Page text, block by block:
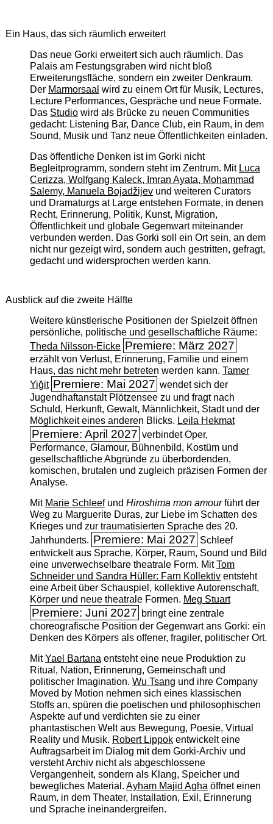
Ein Haus, das sich räumlich erweitert
Das neue Gorki erweitert sich auch räumlich. Das
Palais am Festungsgraben wird nicht bloß
Erweiterungsfläche, sondern ein zweiter Denkraum.
Der Marmorsaal wird zu einem Ort für Musik, Lectures,
Lecture Performances, Gespräche und neue Formate.
Das Studiowird als Brücke zu neuen Communities
gedacht: Listening Bar, Dance Club, ein Raum, in dem
Sound, Musik und Tanz neue Öffentlichkeiten einladen.
Das öffentliche Denken ist im Gorki nicht
Begleitprogramm, sondern steht im Zentrum. Mit Luca
Cerizza, Wolfgang Kaleck, Imran Ayata, Mohammad
Salemy, Manuela Bojadžijevund weiteren Curators
und Dramaturgs at Large entstehen Formate, in denen
Recht, Erinnerung, Politik, Kunst, Migration,
Öffentlichkeit und globale Gegenwart miteinander
verbunden werden. Das Gorki soll ein Ort sein, an dem
nicht nur gezeigt wird, sondern auch gestritten, gefragt,
gedacht und widersprochen werden kann.
Ausblick auf die zweite Hälfte
Weitere künstlerische Positionen der Spielzeit öffnen
persönliche, politische und gesellschaftliche Räume:
Theda Nilsson-Eicke Premiere: März 2027
erzählt von Verlust, Erinnerung, Familie und einem
Haus, das nicht mehr betreten werden kann. Tamer
Yiğit Premiere: Mai 2027 wendet sich der
Jugendhaftanstalt Plötzensee zu und fragt nach
Schuld, Herkunft, Gewalt, Männlichkeit, Stadt und der
Möglichkeit eines anderen Blicks. Leila Hekmat
Premiere: April 2027 verbindet Oper,
Performance, Glamour, Bühnenbild, Kostüm und
gesellschaftliche Abgründe zu überbordenden,
komischen, brutalen und zugleich präzisen Formen der
Analyse.
Mit Marie Schleefund Hiroshima mon amourführt der
Weg zu Marguerite Duras, zur Liebe im Schatten des
Krieges und zur traumatisierten Sprache des 20.
Jahrhunderts. Premiere: Mai 2027 Schleef
entwickelt aus Sprache, Körper, Raum, Sound und Bild
eine unverwechselbare theatrale Form. MitTom
Schneider und Sandra Hüller: Farn Kollektiventsteht
eine Arbeit über Schauspiel, kollektive Autorenschaft,
Körper und neue theatrale Formen. Meg Stuart
Premiere: Juni 2027 bringt eine zentrale
choreografische Position der Gegenwart ans Gorki: ein
Denken des Körpers als offener, fragiler, politischer Ort.
MitYael Bartana entsteht eine neue Produktion zu
Ritual, Nation, Erinnerung, Gemeinschaft und
politischer Imagination. Wu Tsang und ihre Company
Moved by Motion nehmen sich eines klassischen
Stoffs an, spüren die poetischen und philosophischen
Aspekte auf und verdichten sie zu einer
phantastischen Welt aus Bewegung, Poesie, Virtual
Reality und Musik. Robert Lippokentwickelt eine
Auftragsarbeit im Dialog mit dem Gorki-Archiv und
versteht Archiv nicht als abgeschlossene
Vergangenheit, sondern als Klang, Speicher und
bewegliches Material. Ayham Majid Agha öffnet einen
Raum, in dem Theater, Installation, Exil, Erinnerung
und Sprache ineinandergreifen.